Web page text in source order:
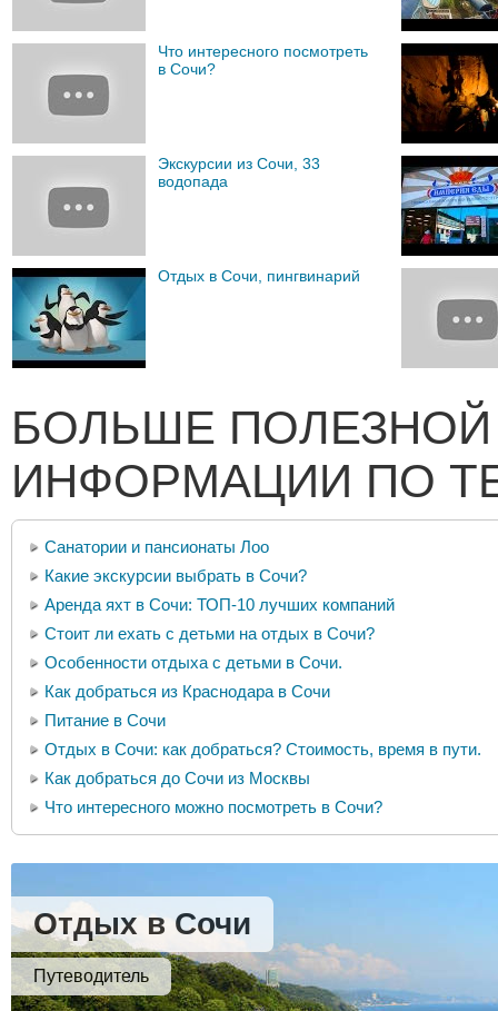
Что интересного посмотреть
в Сочи?
Экскурсии из Сочи, 33
водопада
Отдых в Сочи, пингвинарий
БОЛЬШЕ ПОЛЕЗНОЙ
ИНФОРМАЦИИ ПО
Санатории и пансионаты Лоо
Какие экскурсии выбрать в Сочи?
Аренда яхт в Сочи: ТОП-10 лучших компаний
Стоит ли ехать с детьми на отдых в Сочи?
Особенности отдыха с детьми в Сочи.
Как добраться из Краснодара в Сочи
Питание в Сочи
Отдых в Сочи: как добраться? Стоимость, время в пути.
Как добраться до Сочи из Москвы
Что интересного можно посмотреть в Сочи?
Отдых в Сочи
Путеводитель